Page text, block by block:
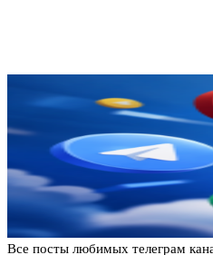
Все посты любимых телеграм